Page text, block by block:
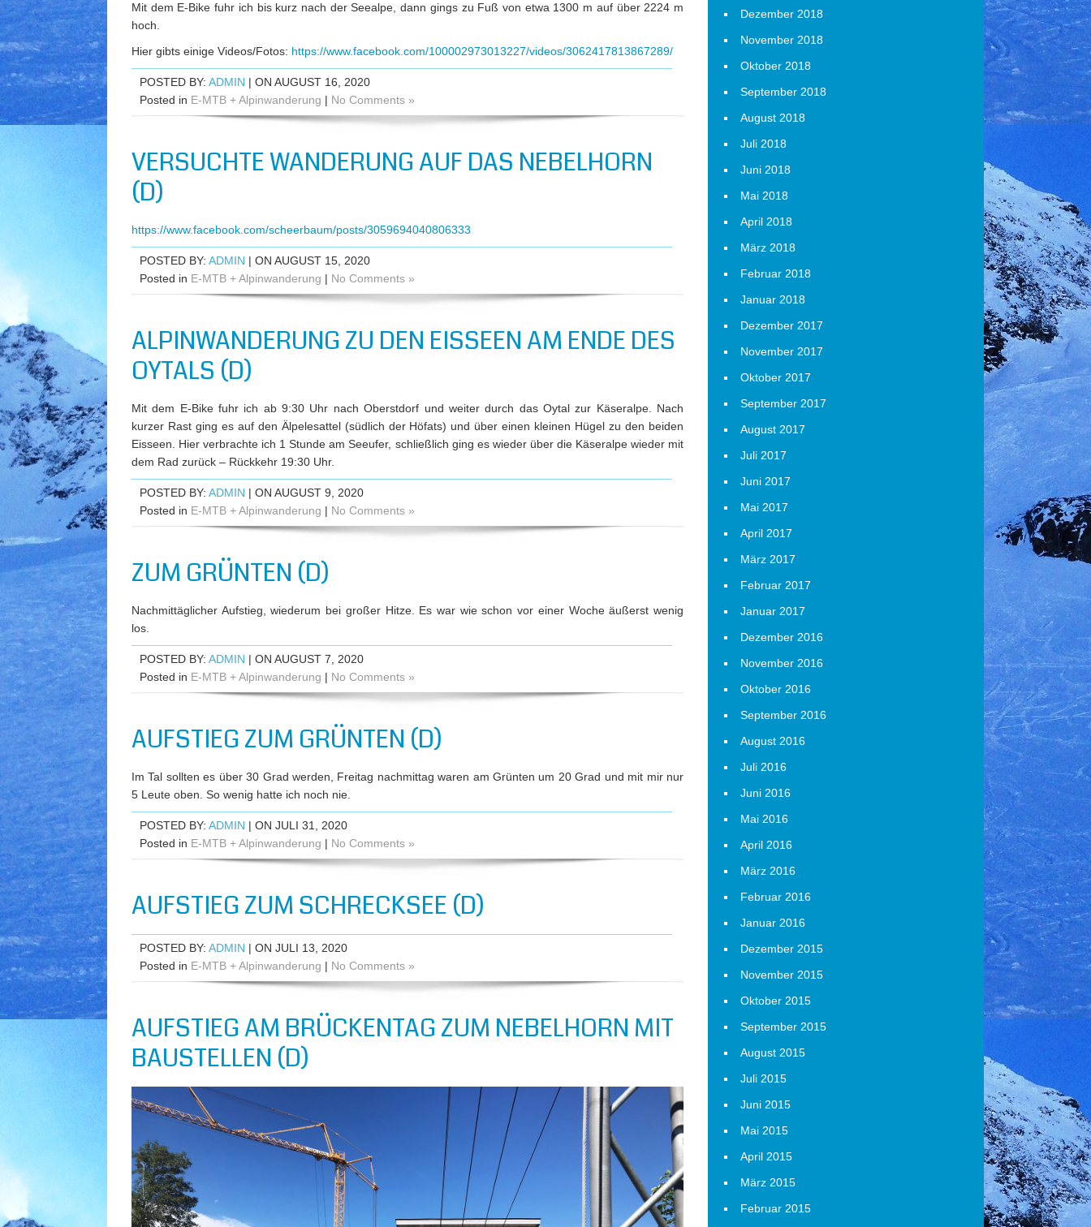
Mit dem E-Bike fuhr ich bis kurz nach der Seealpe, dann gings zu Fuß von etwa 1300 m auf über 2224 m
hoch.
Hier gibts einige Videos/Fotos: https://www.facebook.com/100002973013227/videos/3062417813867289/
POSTED BY: ADMIN | ON AUGUST 16, 2020
Posted in E-MTB + Alpinwanderung | No Comments »
VERSUCHTE WANDERUNG AUF DAS NEBELHORN
(D)
https://www.facebook.com/scheerbaum/posts/3059694040806333
POSTED BY: ADMIN | ON AUGUST 15, 2020
Posted in E-MTB + Alpinwanderung | No Comments »
ALPINWANDERUNG ZU DEN EISSEEN AM ENDE DES
OYTALS (D)
Mit dem E-Bike fuhr ich ab 9:30 Uhr nach Oberstdorf und weiter durch das Oytal zur Käseralpe. Nach
kurzer Rast ging es auf den Älpelesattel (südlich der Höfats) und über einen kleinen Hügel zu den beiden
Eisseen. Hier verbrachte ich 1 Stunde am Seeufer, schließlich ging es wieder über die Käseralpe wieder mit
dem Rad zurück – Rückkehr 19:30 Uhr.
POSTED BY: ADMIN | ON AUGUST 9, 2020
Posted in E-MTB + Alpinwanderung | No Comments »
ZUM GRÜNTEN (D)
Nachmittäglicher Aufstieg, wiederum bei großer Hitze. Es war wie schon vor einer Woche äußerst wenig
los.
POSTED BY: ADMIN | ON AUGUST 7, 2020
Posted in E-MTB + Alpinwanderung | No Comments »
AUFSTIEG ZUM GRÜNTEN (D)
Im Tal sollten es über 30 Grad werden, Freitag nachmittag waren am Grünten um 20 Grad und mit mir nur
5 Leute oben. So wenig hatte ich noch nie.
POSTED BY: ADMIN | ON JULI 31, 2020
Posted in E-MTB + Alpinwanderung | No Comments »
AUFSTIEG ZUM SCHRECKSEE (D)
POSTED BY: ADMIN | ON JULI 13, 2020
Posted in E-MTB + Alpinwanderung | No Comments »
AUFSTIEG AM BRÜCKENTAG ZUM NEBELHORN MIT
BAUSTELLEN (D)
Dezember 2018
November 2018
Oktober 2018
September 2018
August 2018
Juli 2018
Juni 2018
Mai 2018
April 2018
März 2018
Februar 2018
Januar 2018
Dezember 2017
November 2017
Oktober 2017
September 2017
August 2017
Juli 2017
Juni 2017
Mai 2017
April 2017
März 2017
Februar 2017
Januar 2017
Dezember 2016
November 2016
Oktober 2016
September 2016
August 2016
Juli 2016
Juni 2016
Mai 2016
April 2016
März 2016
Februar 2016
Januar 2016
Dezember 2015
November 2015
Oktober 2015
September 2015
August 2015
Juli 2015
Juni 2015
Mai 2015
April 2015
März 2015
Februar 2015